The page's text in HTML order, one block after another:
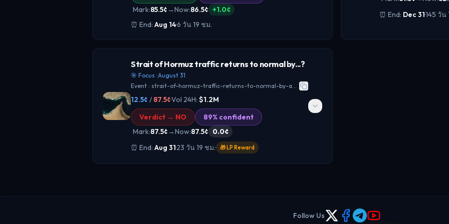
PRICE ACTION
ตอนนี้ตลาดย่อยนี้ให้ YES 56¢ และ NO 44¢ แปลว่าฝั่ง YES
ยังนำเล็กน้อย แต่ไม่ได้เป็น consensus ที่แน่น[3] ปริมาณ
แต่ยังไม่เห็นสัญญาณ breakout ฝั่งเดียวแบบชัดเจน[3]
WHALE & FLOW DATA
จากโครงสร้างราคา ฝั่งใหญ่ยังไม่ได้ยก NO ขึ้นนำแบบสุด
โต่ง เพราะ YES ยังยืน 56¢[3] แต่เมื่อเทียบกับข่าวพื้นฐาน นัก
ลงทุนรายใหญ่ที่เน้นความน่าจะเป็นเชิงกฎหมาย/ถ้อยแถลง
น่าจะเริ่มเอนฝั่ง NO มากขึ้น[1][8]
และทำให้คริปโตผันผวนแ
odds ล่าสุดของสับมาร์เก็
Mark:85.5¢ →Now:86.5¢ +1.0¢
⏰ End: Aug 14·6 วัน 19 ชม.
เหตุการณ์นี้เป็นตัวชี้วัดความเสี่ยงภูมิรัฐศาสตร์ใน
ตะวันออกกลางโดยตรง เพราะถ้า ceasefire อยู่รอด 14 วัน
ความกังวลเรื่องการปะทุรอบใหม่จะลดลงทันที[1][8] สำหรับค
ริปโต การลดโอกาส escalation มักช่วยลด risk premium
ของ BTC, ETH และ SOL ผ่าน sentiment และการไหลกลับสู่
ต่อเนื่อง แต่ยังไม่เห็น panic move ที่ทำให้ฝั่ง YES หลุด
⏰ End: Dec 31·145 วัน
WHALE & FLOW DATA
Strait of Hormuz traffic returns to normal by...?
🎯 Focus :August 31
Event : strait-of-hormuz-traffic-returns-to-normal-by-august-31-20260702154212320
12.5¢ / 87.5¢·Vol 24H: $1.2M
Verdict → NO 89% confident
Mark:87.5¢ →Now:87.5¢ 0.0¢
⏰ End: Aug 31·23 วัน 19 ชม.· 🎁 LP Reward
Follow Us